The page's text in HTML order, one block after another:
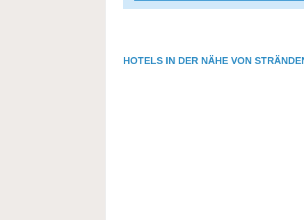
HOTELS IN DER NÄHE VON